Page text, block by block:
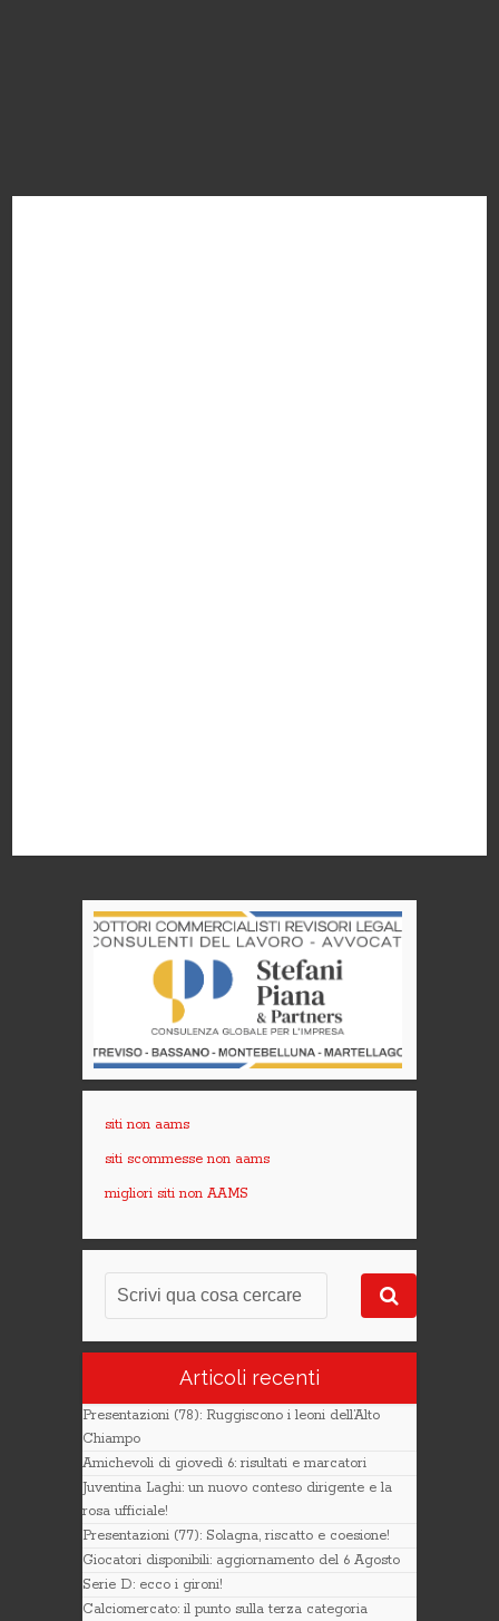
siti non aams
siti scommesse non aams
migliori siti non AAMS
Articoli recenti
Presentazioni (78): Ruggiscono i leoni dell’Alto
Chiampo
Amichevoli di giovedì 6: risultati e marcatori
Juventina Laghi: un nuovo conteso dirigente e la
rosa ufficiale!
Presentazioni (77): Solagna, riscatto e coesione!
Giocatori disponibili: aggiornamento del 6 Agosto
Serie D: ecco i gironi!
Calciomercato: il punto sulla terza categoria